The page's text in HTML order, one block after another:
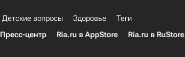
Детские вопросы Здоровье
Теги
Пресс-центр Ria.ru в AppStore Ria.ru в RuStore